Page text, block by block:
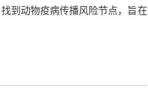
到动物疫病传播风险节点，旨在